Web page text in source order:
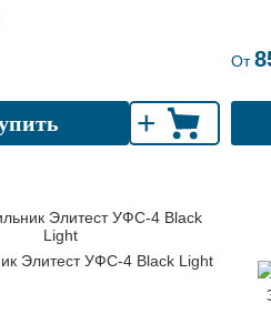
+
От
Элитест УФС-4 Black Light